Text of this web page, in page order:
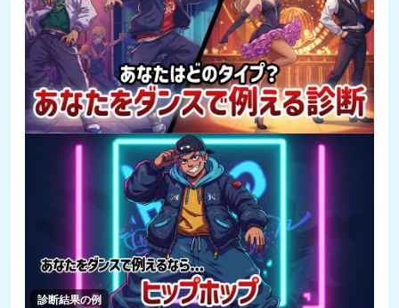
診断結果の例